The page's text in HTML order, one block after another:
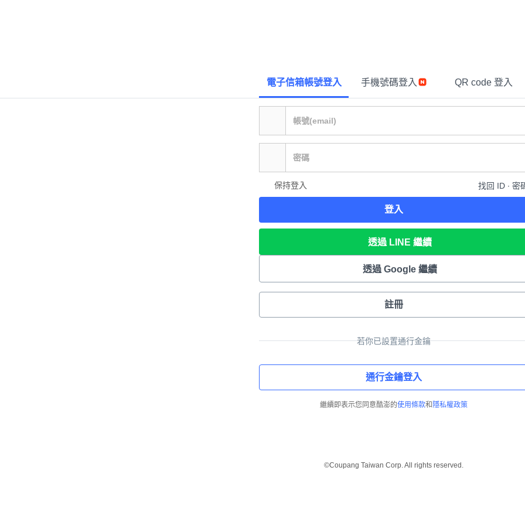
電子信箱帳號登入 手機號碼登入 QR code 登入
保持登入 找回 ID ∙ 密
登入
透過 LINE 繼續
透過 Google 繼續
註冊
若你已設置通行金鑰
通行金鑰登入
繼續即表示您同意酷澎的使用條款和 隱私權政策
©Coupang Taiwan Corp. All rights reserved.